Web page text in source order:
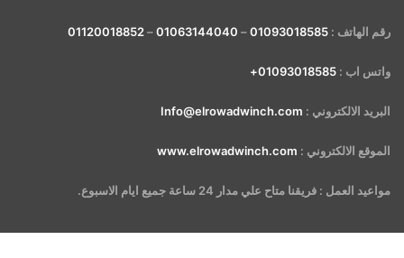
رقم الهاتف : 01093018585
–
01063144040
–
01120018852
واتس اب : 01093018585+
البريد الالكتروني : Info@elrowadwinch.com
الموقع الالكتروني : www.elrowadwinch.com
مواعيد العمل : فريقنا متاح علي مدار 24 ساعة جميع ايام الاسبوع.